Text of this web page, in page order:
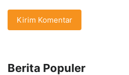
Berita Populer